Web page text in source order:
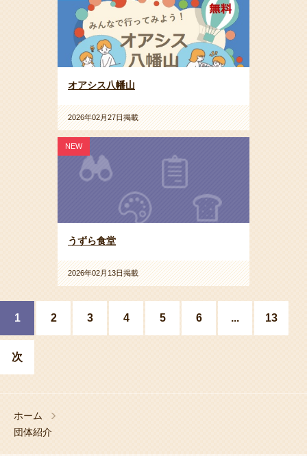
オアシス八幡山
2026年02月27日掲載
NEW
うずら食堂
2026年02月13日掲載
1 2 3 4 5 6 ... 13
次
ホーム
団体紹介